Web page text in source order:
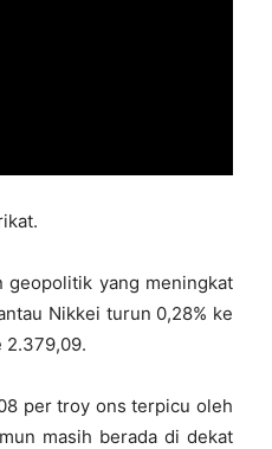
geopolitik yang meningkat
Nikkei turun 0,28% ke
2.379,09.
per troy ons terpicu oleh
masih berada di dekat